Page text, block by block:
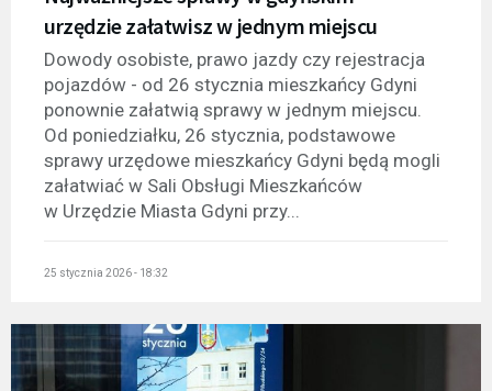
urzędzie załatwisz w jednym miejscu
Dowody osobiste, prawo jazdy czy rejestracja
pojazdów - od 26 stycznia mieszkańcy Gdyni
ponownie załatwią sprawy w jednym miejscu.
Od poniedziałku, 26 stycznia, podstawowe
sprawy urzędowe mieszkańcy Gdyni będą mogli
załatwiać w Sali Obsługi Mieszkańców
w Urzędzie Miasta Gdyni przy...
25 stycznia 2026 - 18:32